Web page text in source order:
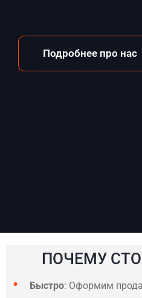
Подробнее про нас
ПОЧЕМУ
Быстро: Оформим